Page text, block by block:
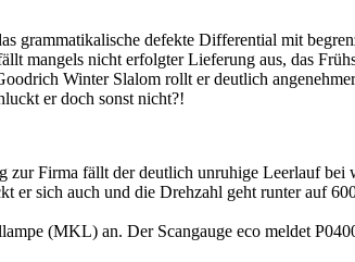
grammatikalische defekte Differential mit
mangels nicht erfolgter Lieferung aus, das
Winter Slalom rollt er deutlich
er doch sonst nicht?!
Firma fällt der deutlich unruhige Leerlauf
sich auch und die Drehzahl geht runter auf
(MKL) an. Der Scangauge eco meldet